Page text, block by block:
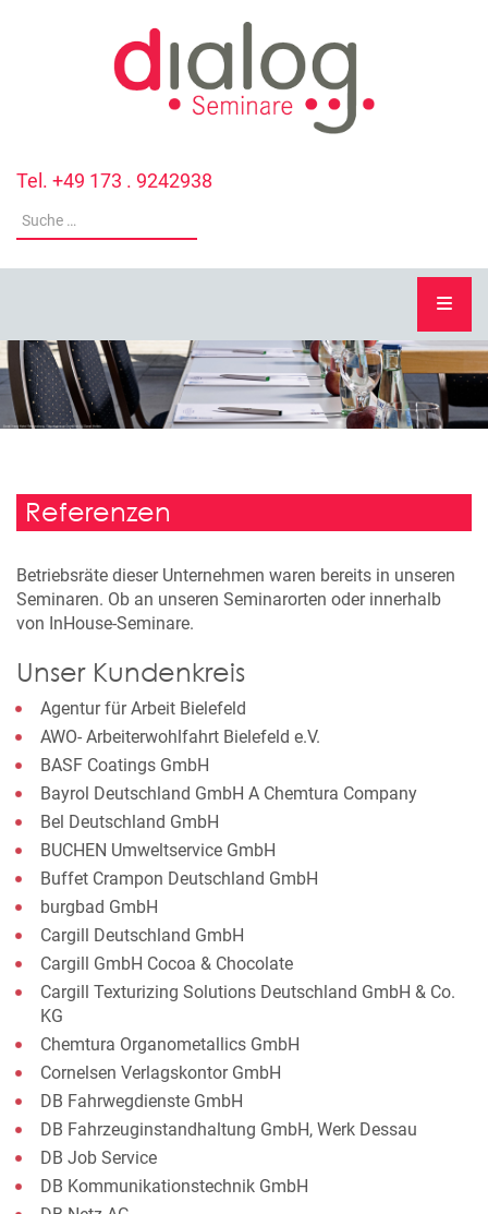
Tel. +49 173 . 9242938
Referenzen
Betriebsräte dieser Unternehmen waren bereits in unseren
Seminaren. Ob an unseren Seminarorten oder innerhalb
von InHouse-Seminare.
Unser Kundenkreis
Agentur für Arbeit Bielefeld
AWO- Arbeiterwohlfahrt Bielefeld e.V.
BASF Coatings GmbH
Bayrol Deutschland GmbH A Chemtura Company
Bel Deutschland GmbH
BUCHEN Umweltservice GmbH
Buffet Crampon Deutschland GmbH
burgbad GmbH
Cargill Deutschland GmbH
Cargill GmbH Cocoa & Chocolate
Cargill Texturizing Solutions Deutschland GmbH & Co.
KG
Chemtura Organometallics GmbH
Cornelsen Verlagskontor GmbH
DB Fahrwegdienste GmbH
DB Fahrzeuginstandhaltung GmbH, Werk Dessau
DB Job Service
DB Kommunikationstechnik GmbH